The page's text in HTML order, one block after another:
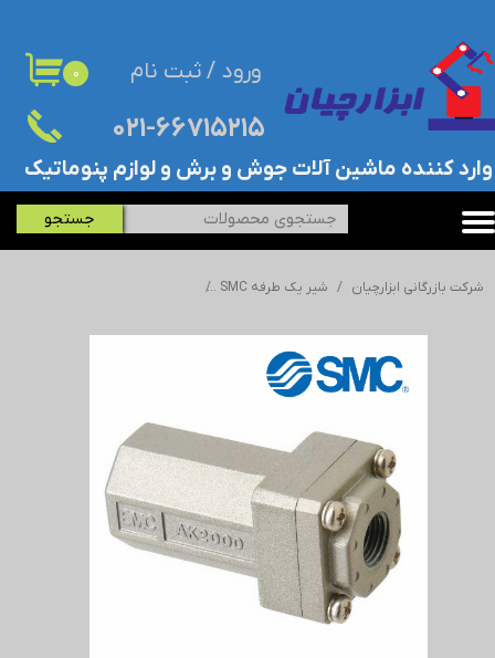
۰۲۱-۶۶۷۱۵۲۱۵​​​​​​​
جستجو
۰
​وارد کننده ماشین آلات جوش و برش و لوازم پنوماتیک
ورود / ثبت نام
حساب کاربری من
تغییر گذر واژه
خروج از حساب کاربری
شرکت بازرگانی ابزارچیان شیر یک طرفه SMC